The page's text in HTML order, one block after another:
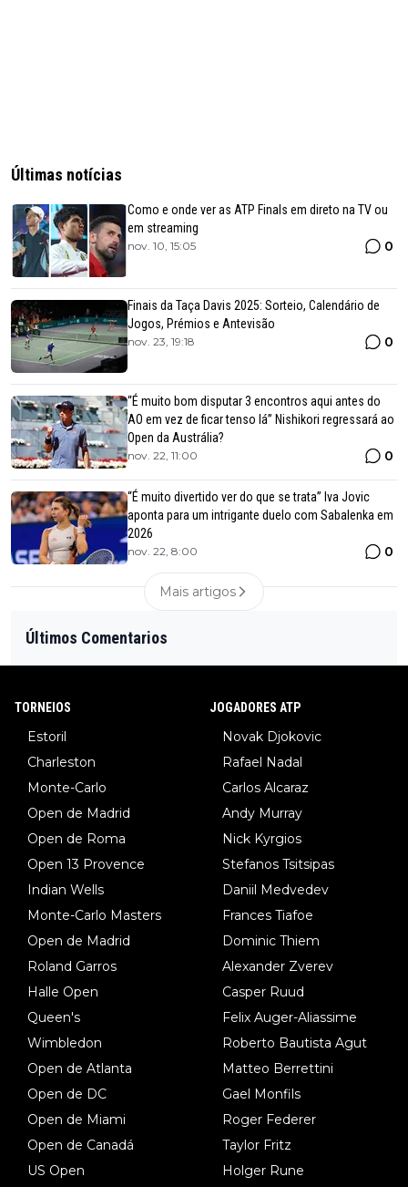
Últimas notícias
Como e onde ver as ATP Finals em direto na TV ou
em streaming
nov. 10, 15:05 0
Finais da Taça Davis 2025: Sorteio, Calendário de
Jogos, Prémios e Antevisão
nov. 23, 19:18 0
“É muito bom disputar 3 encontros aqui antes do
AO em vez de ficar tenso lá” Nishikori regressará ao
Open da Austrália?
nov. 22, 11:00 0
“É muito divertido ver do que se trata” Iva Jovic
aponta para um intrigante duelo com Sabalenka em
2026
nov. 22, 8:00 0
Mais artigos
Últimos Comentarios
TORNEIOS
Estoril
Charleston
Monte-Carlo
Open de Madrid
Open de Roma
Open 13 Provence
Indian Wells
Monte-Carlo Masters
Open de Madrid
Roland Garros
Halle Open
Queen's
Wimbledon
Open de Atlanta
Open de DC
Open de Miami
Open de Canadá
US Open
JOGADORES ATP
Novak Djokovic
Rafael Nadal
Carlos Alcaraz
Andy Murray
Nick Kyrgios
Stefanos Tsitsipas
Daniil Medvedev
Frances Tiafoe
Dominic Thiem
Alexander Zverev
Casper Ruud
Felix Auger-Aliassime
Roberto Bautista Agut
Matteo Berrettini
Gael Monfils
Roger Federer
Taylor Fritz
Holger Rune